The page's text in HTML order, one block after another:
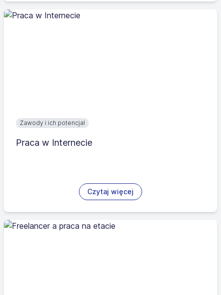
Zawody i ich potencjał
Praca w Internecie
Czytaj więcej